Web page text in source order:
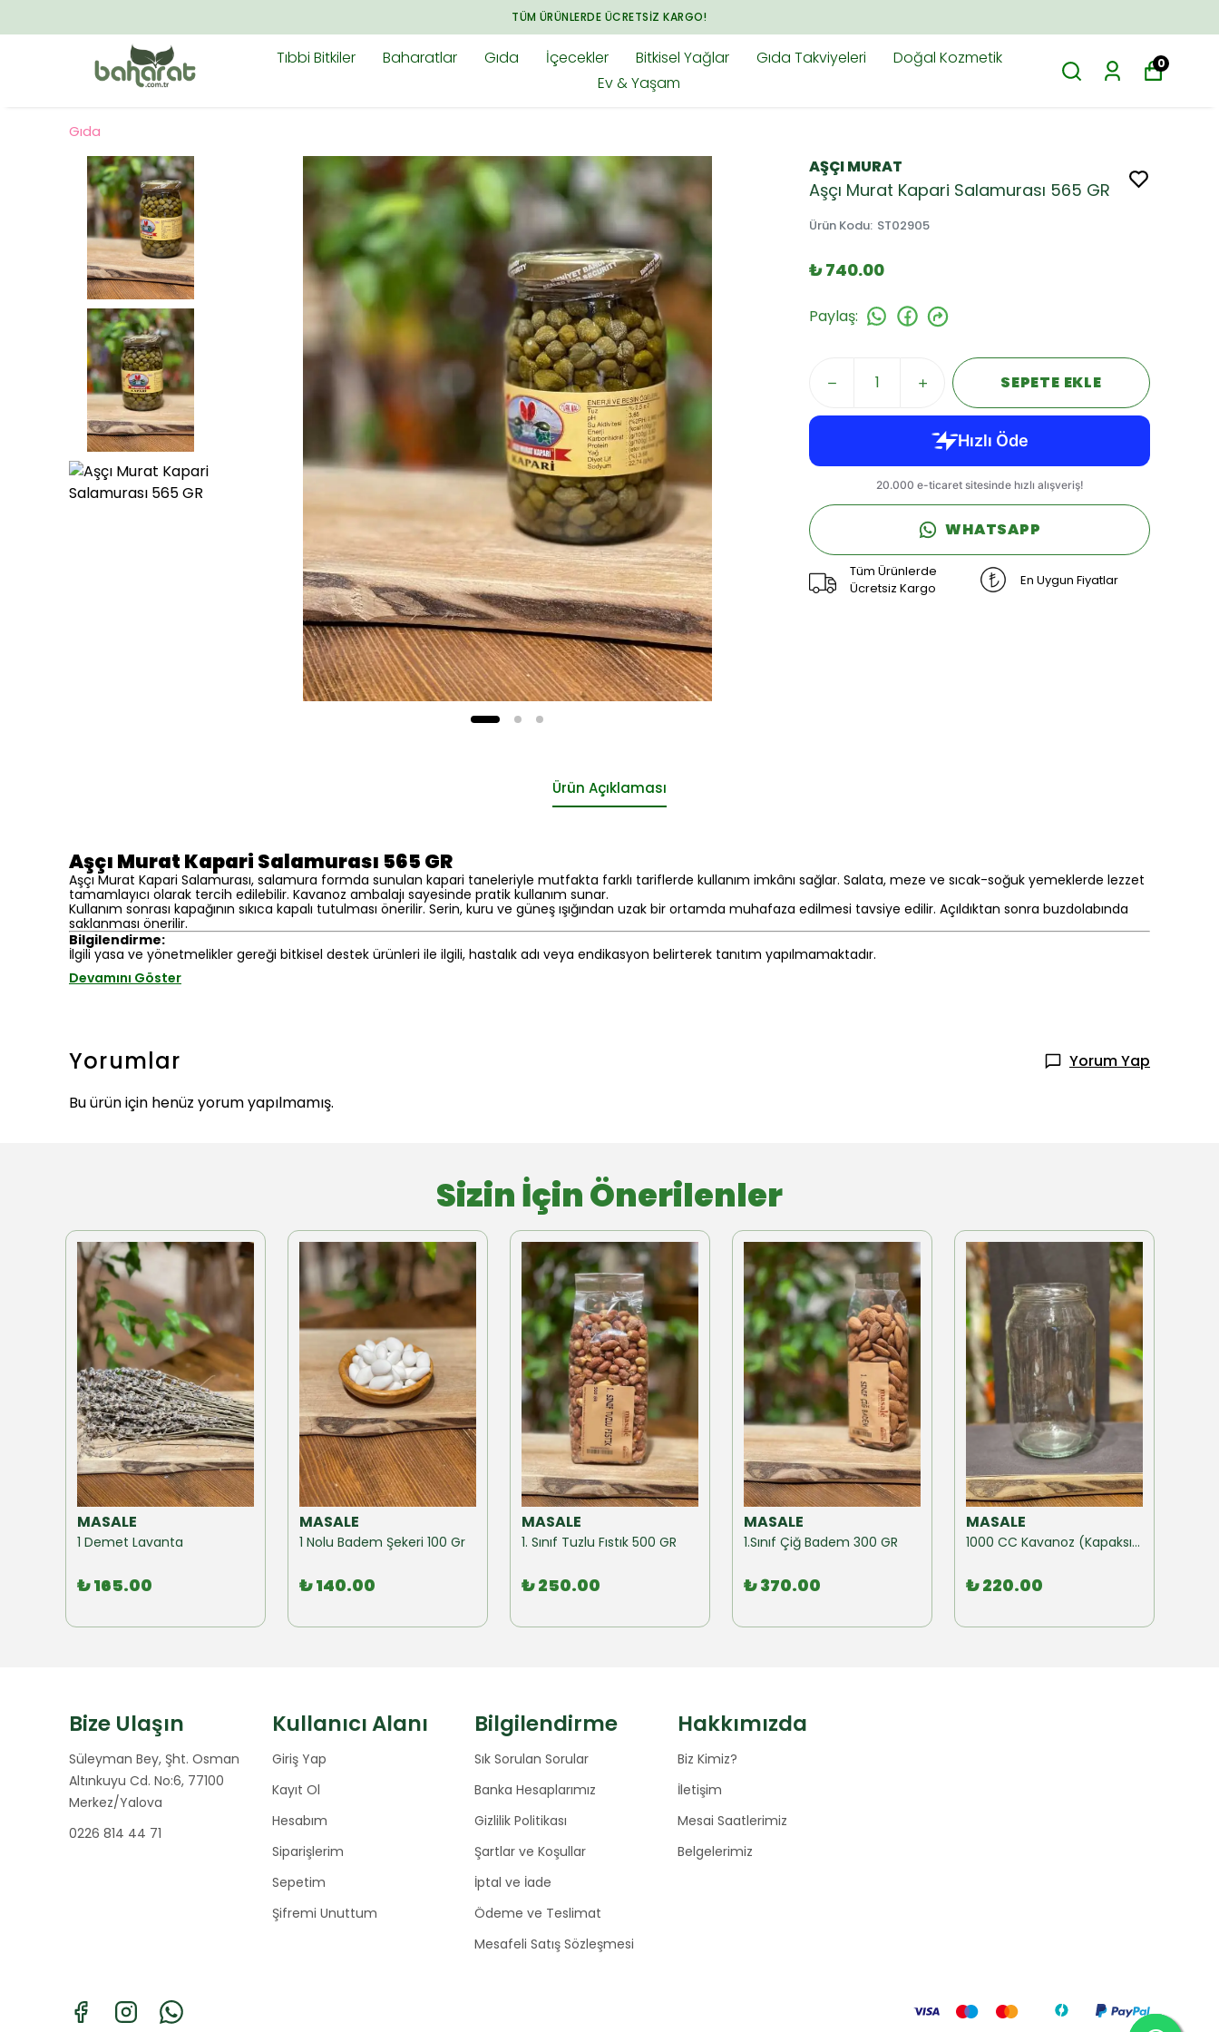
ARADIĞINIZ HER ŞEY BAHARAT.COM.TR'DE
Tıbbi Bitkiler Baharatlar Gıda İçecekler Bitkisel Yağlar Gıda Takviyeleri
Doğal Kozmetik
Ev & Yaşam
0
Gıda
AŞÇI MURAT
Aşçı Murat Kapari Salamurası 565 GR
Ürün Kodu: ST02905
₺ 740.00
Paylaş:
SEPETE EKLE
WHATSAPP
Tüm Ürünlerde
Ücretsiz Kargo
En Uygun Fiyatlar
Ürün Açıklaması
Aşçı Murat Kapari Salamurası 565 GR
Aşçı Murat Kapari Salamurası, salamura formda sunulan kapari taneleriyle mutfakta farklı tariflerde kullanım imkânı sağlar. Salata, meze ve sıcak-soğuk yemeklerde lezzet
tamamlayıcı olarak tercih edilebilir. Kavanoz ambalajı sayesinde pratik kullanım sunar.
Kullanım sonrası kapağının sıkıca kapalı tutulması önerilir. Serin, kuru ve güneş ışığından uzak bir ortamda muhafaza edilmesi tavsiye edilir. Açıldıktan sonra buzdolabında
saklanması önerilir.
Bilgilendirme:
İlgili yasa ve yönetmelikler gereği bitkisel destek ürünleri ile ilgili, hastalık adı veya endikasyon belirterek tanıtım yapılmamaktadır.
Devamını Göster
Yorumlar
Yorum Yap
Bu ürün için henüz yorum yapılmamış.
Sizin İçin Önerilenler
MASALE
1 Demet Lavanta
₺ 165.00
MASALE
1 Nolu Badem Şekeri 100 Gr
₺ 140.00
MASALE
1. Sınıf Tuzlu Fıstık 500 GR
₺ 250.00
MASALE
1.Sınıf Çiğ Badem 300 GR
₺ 370.00
MASALE
1000 CC Kavanoz (Kapaksız) 10 Adet
₺ 220.00
Bize Ulaşın
Süleyman Bey, Şht. Osman
Altınkuyu Cd. No:6, 77100
Merkez/Yalova
0226 814 44 71
Kullanıcı Alanı
Giriş Yap
Kayıt Ol
Hesabım
Siparişlerim
Sepetim
Şifremi Unuttum
Bilgilendirme
Sık Sorulan Sorular
Banka Hesaplarımız
Gizlilik Politikası
Şartlar ve Koşullar
İptal ve İade
Ödeme ve Teslimat
Mesafeli Satış Sözleşmesi
Hakkımızda
Biz Kimiz?
İletişim
Mesai Saatlerimiz
Belgelerimiz